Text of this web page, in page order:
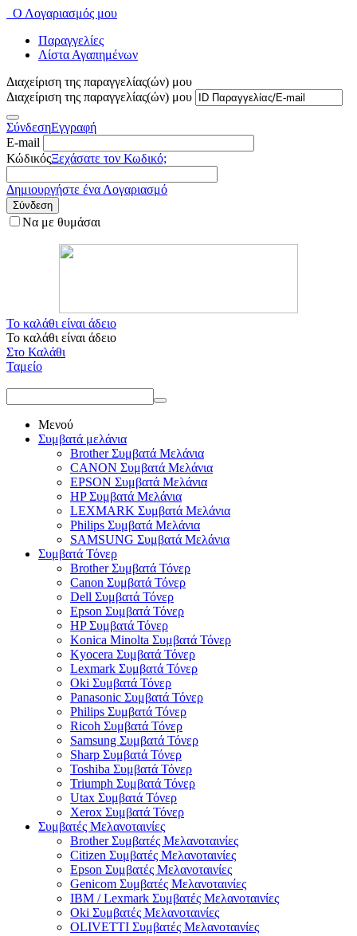
Ο Λογαριασμός μου
Παραγγελίες
Λίστα Αγαπημένων
Διαχείριση της παραγγελίας(ών) μου
Διαχείριση της παραγγελίας(ών) μου
ΣύνδεσηΕγγραφή
E-mail
ΚώδικόςΞεχάσατε τον Κωδικό;
Δημιουργήστε ένα Λογαριασμό
Σύνδεση
Να με θυμάσαι
Το καλάθι είναι άδειο
Το καλάθι είναι άδειο
Στο Καλάθι
Ταμείο
Μενού
Συμβατά μελάνια
Brother Συμβατά Μελάνια
CANON Συμβατά Μελάνια
EPSON Συμβατά Μελάνια
HP Συμβατά Μελάνια
LEXMARK Συμβατά Μελάνια
Philips Συμβατά Μελάνια
SAMSUNG Συμβατά Μελάνια
Συμβατά Τόνερ
Brother Συμβατά Τόνερ
Canon Συμβατά Τόνερ
Dell Συμβατά Τόνερ
Epson Συμβατά Τόνερ
HP Συμβατά Τόνερ
Konica Minolta Συμβατά Τόνερ
Kyocera Συμβατά Τόνερ
Lexmark Συμβατά Τόνερ
Oki Συμβατά Τόνερ
Panasonic Συμβατά Τόνερ
Philips Συμβατά Τόνερ
Ricoh Συμβατά Τόνερ
Samsung Συμβατά Τόνερ
Sharp Συμβατά Τόνερ
Toshiba Συμβατά Τόνερ
Triumph Συμβατά Τόνερ
Utax Συμβατά Τόνερ
Xerox Συμβατά Τόνερ
Συμβατές Μελανοταινίες
Brother Συμβατές Μελανοταινίες
Citizen Συμβατές Μελανοταινίες
Epson Συμβατές Μελανοταινίες
Genicom Συμβατές Μελανοταινίες
IBM / Lexmark Συμβατές Μελανοταινίες
Oki Συμβατές Μελανοταινίες
OLIVETTI Συμβατές Μελανοταινίες